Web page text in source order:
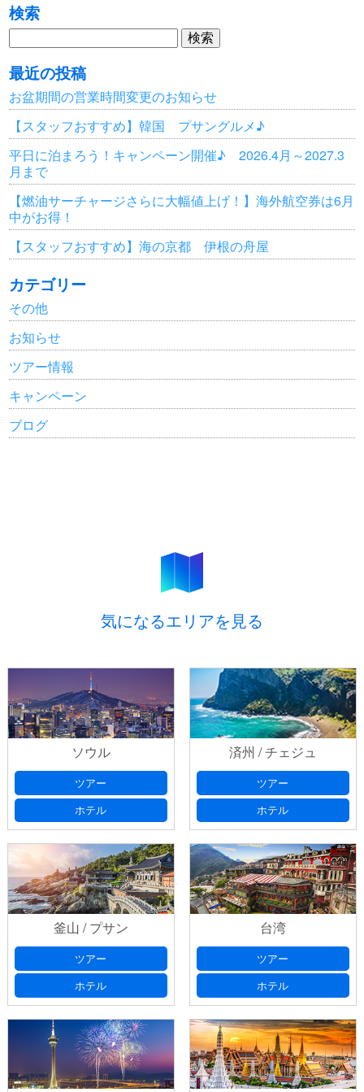
検索
検
索:
最近の投稿
お盆期間の営業時間変更のお知らせ
【スタッフおすすめ】韓国 プサングルメ♪
平日に泊まろう！キャンペーン開催♪ 2026.4月～2027.3
月まで
【燃油サーチャージさらに大幅値上げ！】海外航空券は6月
中がお得！
【スタッフおすすめ】海の京都 伊根の舟屋
カテゴリー
その他
お知らせ
ツアー情報
キャンペーン
ブログ
気になるエリアを見る
ソウル
ツアー
ホテル
済州 / チェジュ
ツアー
ホテル
釜山 / プサン
ツアー
ホテル
台湾
ツアー
ホテル